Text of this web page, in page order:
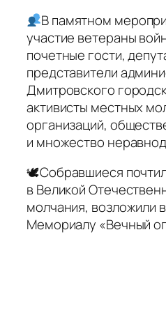
В памятном
участие ветераны
почетные гости,
представители
Дмитровского
активисты местных
организаций,
и множество
🕊Собравшиеся
в Великой
молчания, возложили
Мемориалу «Вечный